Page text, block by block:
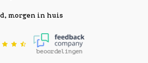
morgen in huis
beoordelingen